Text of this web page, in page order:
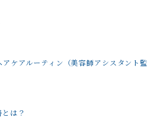
ケアルーティン（美容師アシスタント監
は？